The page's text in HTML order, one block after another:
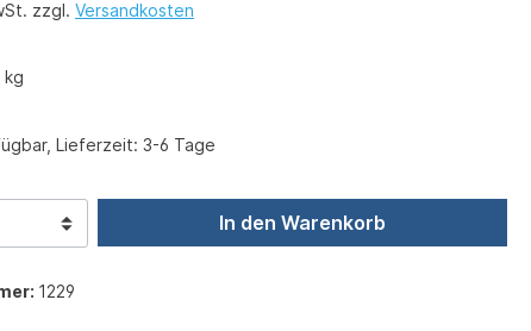
zzgl. Versandkosten
kg
Lieferzeit: 3-6 Tage
In den Warenkorb
1229